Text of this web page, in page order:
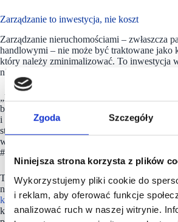
Zgoda Szczegóły
Niniejsza strona korzysta z plików
Wykorzystujemy pliki cookie do
i reklam, aby oferować funkcje
analizować ruch w naszej witrynie.
Zarządzanie to inwestycja, nie koszt
Zarządzanie nieruchomościami – zwłaszcza
handlowymi – nie może być traktowane jako
który należy zminimalizować. To inwestycja
nieruchomości, relacje z najemcami i reputację
„Nie chodzi o to, by obiekt po prostu działał.
by działał dobrze – z korzyścią dla
i społeczności, która z niego korzysta
stwierdził Piotr Karpiński, Head of Property
w CBRE podczas części konferencyjnej targów
#scf2025spring.
Targi #scf2025spring odbywały się w dniach
na Stadionie Legii. Nieodłącznym ich
konferencyjna. W tym roku na scenie pojawiło
którzy mówili o kluczowych wyzwaniach